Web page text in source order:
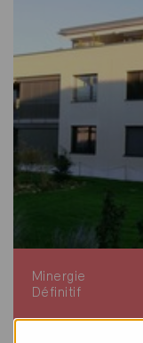
Minergie
Définitif
Uttigen 3628